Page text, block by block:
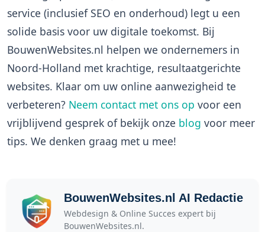
service (inclusief SEO en onderhoud) legt u een
solide basis voor uw digitale toekomst. Bij
BouwenWebsites.nl helpen we ondernemers in
Noord-Holland met krachtige, resultaatgerichte
websites. Klaar om uw online aanwezigheid te
verbeteren? Neem contact met ons op voor een
vrijblijvend gesprek of bekijk onze blog voor meer
tips. We denken graag met u mee!
BouwenWebsites.nl AI Redactie
Webdesign & Online Succes expert bij
BouwenWebsites.nl.